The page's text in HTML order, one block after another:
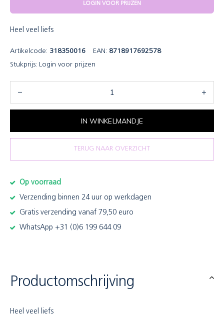
LOGIN VOOR PRIJZEN
Heel veel liefs
Artikelcode: 318350016 EAN: 8718917692578
Stukprijs: Login voor prijzen
IN WINKELMANDJE
TERUG NAAR OVERZICHT
Op voorraad
Verzending binnen 24 uur op werkdagen
Gratis verzending vanaf 79,50 euro
WhatsApp +31 (0)6 199 644 09
Productomschrijving
Heel veel liefs